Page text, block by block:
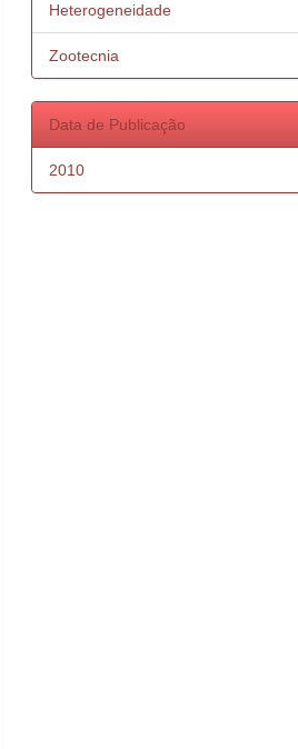
Heterogeneidade
Zootecnia
Data de Publicação
2010